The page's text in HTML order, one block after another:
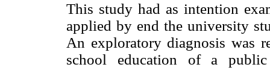
This study had as intention
applied by end the university
An exploratory diagnosis was
school education of a public